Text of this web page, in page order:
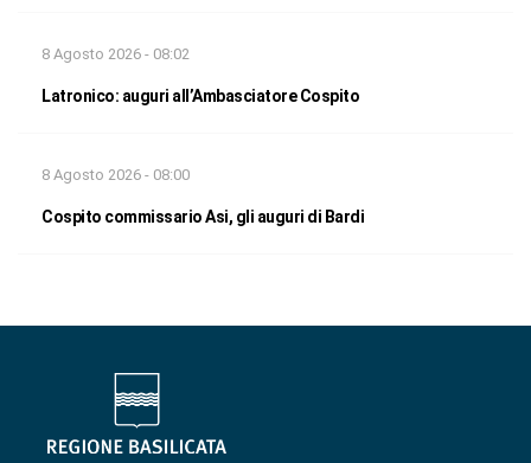
8 Agosto 2026 - 08:02
Latronico: auguri all’Ambasciatore Cospito
8 Agosto 2026 - 08:00
Cospito commissario Asi, gli auguri di Bardi